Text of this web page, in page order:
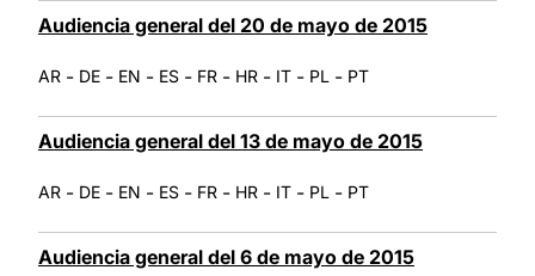
Audiencia general del 20 de mayo de 2015
AR - DE - EN - ES - FR - HR - IT - PL - PT
Audiencia general del 13 de mayo de 2015
AR - DE - EN - ES - FR - HR - IT - PL - PT
Audiencia general del 6 de mayo de 2015